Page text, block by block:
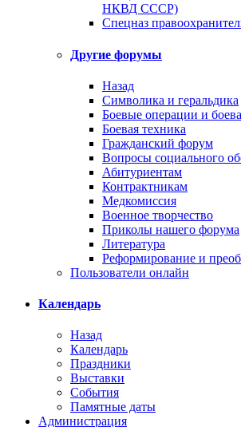
НКВД СССР)
Спецназ
Другие форумы
Назад
Символика и геральдика
Боевые операции и
Боевая техника
Гражданский форум
Вопросы социального
Абитуриентам
Контрактникам
Медкомиссия
Военное творчество
Приколы нашего форума
Литература
Реформирование и
Пользователи онлайн
Календарь
Назад
Календарь
Праздники
Выставки
События
Памятные даты
Администрация